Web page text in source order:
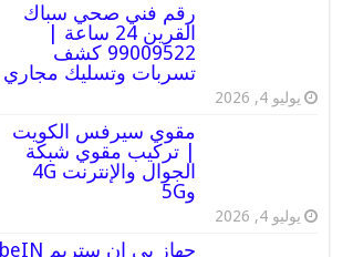
رقم فني صحي سباك
القرين 24 ساعة |
99009522 كشف
تسربات وتسليك مجاري
يوليو 4, 2026
مقوي سيرفس الكويت
| تركيب مقوي شبكة
الجوال والإنترنت 4G
و5G
يوليو 4, 2026
جهاز بي ان ستريم beIN